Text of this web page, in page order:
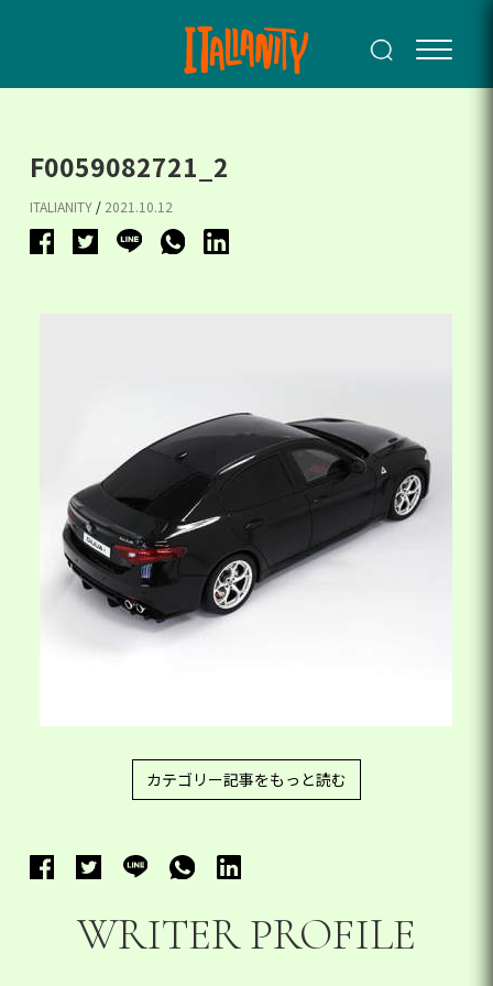
F0059082721_2
ITALIANITY / 2021.10.12
カテゴリー記事をもっと読む
WRITER PROFILE